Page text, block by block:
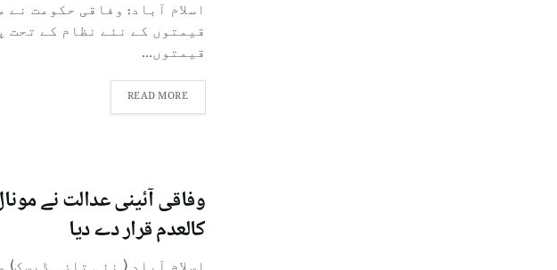
اسلام آباد: وفاقی حکومت
قیمتوں کے نئے نظام کے تحت
قیمتوں...
READ MORE
وفاقی آئینی عدالت نے
کالعدم قرار دے دیا